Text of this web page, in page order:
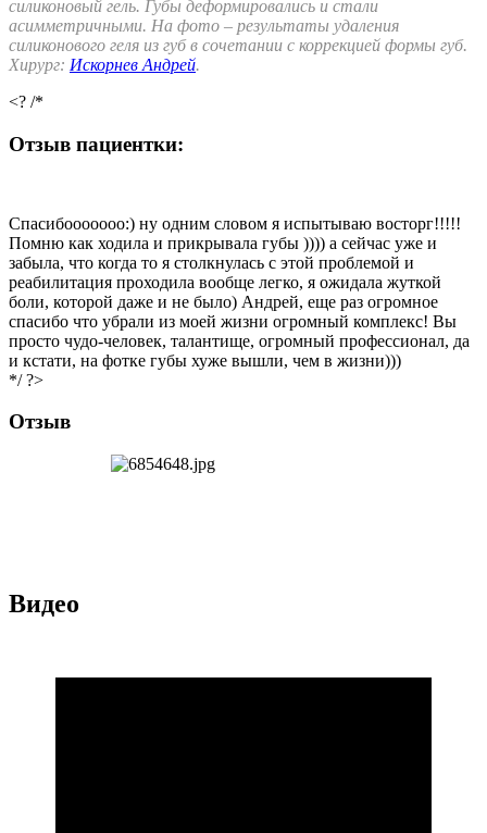
силиконовый гель. Губы деформировались и стали
асимметричными. На фото – результаты удаления
силиконового геля из губ в сочетании с коррекцией формы губ.
Хирург: Искорнев Андрей.
<? /*
Отзыв пациентки:
Спасибооооооо:) ну одним словом я испытываю восторг!!!!!
Помню как ходила и прикрывала губы )))) а сейчас уже и
забыла, что когда то я столкнулась с этой проблемой и
реабилитация проходила вообще легко, я ожидала жуткой
боли, которой даже и не было) Андрей, еще раз огромное
спасибо что убрали из моей жизни огромный комплекс! Вы
просто чудо-человек, талантище, огромный профессионал, да
и кстати, на фотке губы хуже вышли, чем в жизни)))
*/ ?>
Отзыв
Видео